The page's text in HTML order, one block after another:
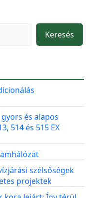
Keresés
és alapos
514 és 515 EX
szélsőségek
projektek